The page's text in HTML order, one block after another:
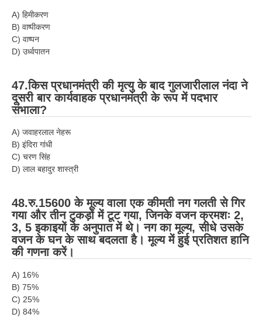
A) हिमीकरण
B) वाष्पीकरण
C) वाष्पन
D) उर्ध्वपातन
47.किस प्रधानमंत्री की मृत्यु के बाद गुलजारीलाल नंदा ने
दूसरी बार कार्यवाहक प्रधानमंत्री के रूप में पदभार
संभाला?
A) जवाहरलाल नेहरू
B) इंदिरा गांधी
C) चरण सिंह
D) लाल बहादुर शास्त्री
48.रु.15600 के मूल्य वाला एक कीमती नग गलती से गिर
गया और तीन टुकड़ों में टूट गया, जिनके वजन क्रमशः 2,
3, 5 इकाइयों के अनुपात में थे। नग का मूल्य, सीधे उसके
वजन के घन के साथ बदलता है। मूल्य में हुई प्रतिशत हानि
की गणना करें।
A) 16%
B) 75%
C) 25%
D) 84%